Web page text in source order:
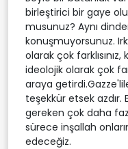
birleştirici bir gaye
musunuz? Aynı
konuşmuyorsunuz.
olarak çok farklısınız,
ideolojik olarak çok
araya
teşekkür etsek
gereken çok daha
sürece inşallah
edeceğiz.